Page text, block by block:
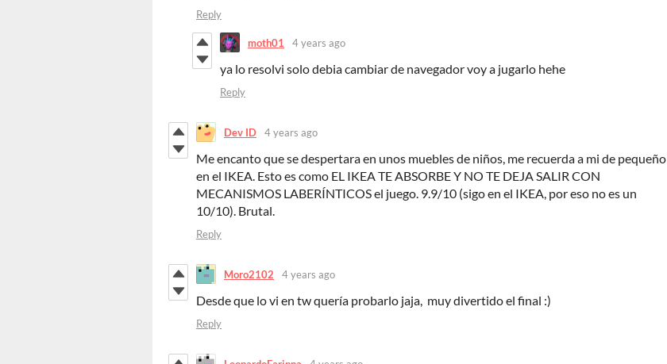
Reply
moth01 4 years ago
ya lo resolvi solo debia cambiar de navegador voy a jugarlo hehe
Reply
Dev ID 4 years ago
Me encanto que se despertara en unos muebles de niños, me recuerda a mi de pequeño
en el IKEA. Esto es como EL IKEA TE ABSORBE Y NO TE DEJA SALIR CON
MECANISMOS LABERÍNTICOS el juego. 9.9/10 (sigo en el IKEA, por eso no es un
10/10). Brutal.
Reply
Moro2102 4 years ago
Desde que lo vi en tw quería probarlo jaja, muy divertido el final :)
Reply